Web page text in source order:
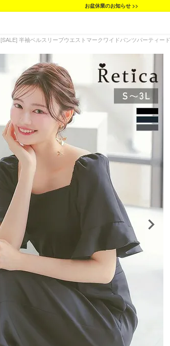
お盆休業のお知らせ >>
[SALE] 半袖ベルスリーブウエストマークワイドパンツパーティー